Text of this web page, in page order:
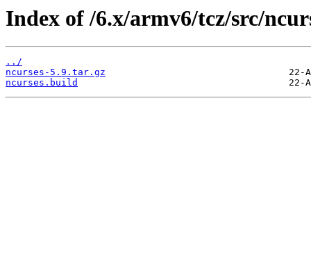
Index of /6.x/armv6/tcz/src/
../
ncurses-5.9.tar.gz
ncurses.build